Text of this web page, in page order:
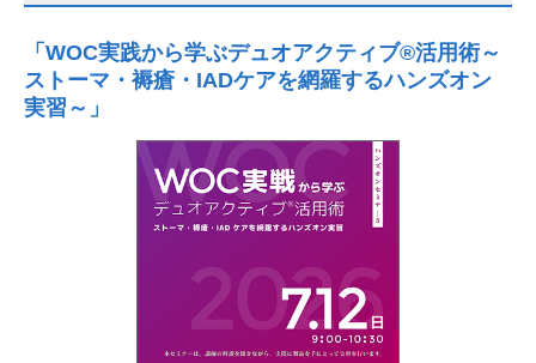
「WOC実践から学ぶデュオアクティブ®活用術～
ストーマ・褥瘡・IADケアを網羅するハンズオン
実習～」